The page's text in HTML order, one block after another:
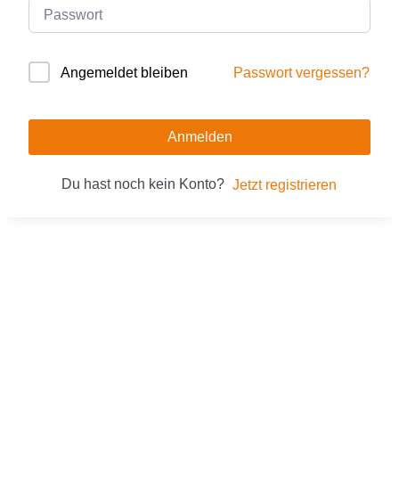
Angemeldet bleiben Passwort vergessen?
Anmelden
Du hast noch kein Konto? Jetzt registrieren